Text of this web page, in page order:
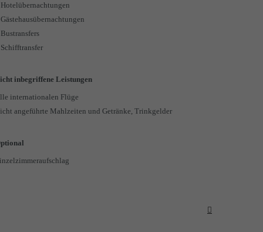
inbegriffene Leistungen
internationalen Flüge
angeführte Mahlzeiten und Getränke, Trinkgelder